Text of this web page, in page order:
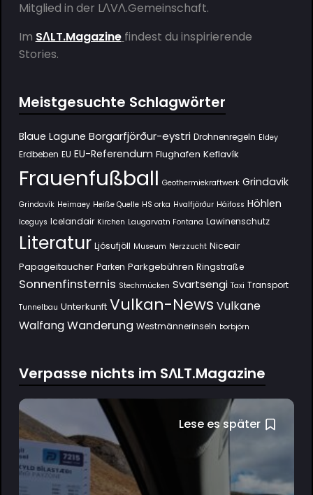
Mitglied in der LΛVΛ.Gemeinschaft.
Im SΛLT.Magazine findest du inspirierende
Stories.
Meistgesuchte Schlagwörter
Blaue Lagune Borgarfjörður-eystri Drohnenregeln Eldey
Erdbeben EU EU-Referendum Flughafen Keflavík
Frauenfußball Geothermiekraftwerk Grindavik
Grindavík Heimaey Heiße Quelle HS orka Hvalfjörður Háifoss Höhlen
Iceguys Icelandair Kirchen Laugarvatn Fontana Lawinenschutz
Literatur Ljósufjöll Museum Nerzzucht Niceair
Papageitaucher Parken Parkgebühren Ringstraße
Sonnenfinsternis Stechmücken Svartsengi Taxi Transport
Tunnelbau Unterkunft Vulkan-News Vulkane
Walfang Wanderung Westmännerinseln Þorbjörn
Verpasse nichts im SΛLT.Magazine
Lese es später